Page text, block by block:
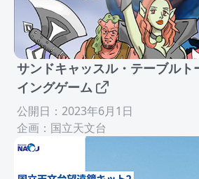
サンドキャッスル・テーブルト
イングゲーム
公開日：2023年6月1日
企画：国立天文台